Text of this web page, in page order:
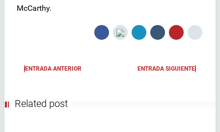
McCarthy.
ENTRADA ANTERIOR ENTRADA SIGUIENTE
Related post